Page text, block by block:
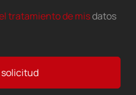
tratamiento de misdatos
solicitud